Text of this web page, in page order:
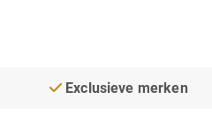
Exclusieve merken